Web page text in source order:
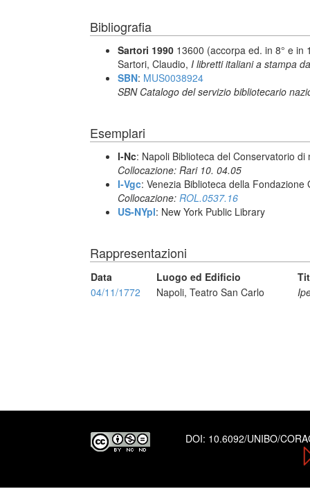
Bibliografia
Sartori 1990 13600 (accorpa ed. in 8° e in
Sartori, Claudio, I libretti italiani a stampa
SBN: MUS0038924
SBN Catalogo del servizio bibliotecario
Esemplari
I-Nc: Napoli Biblioteca del Conservatorio
Collocazione: Rari 10. 04.05
I-Vgc: Venezia Biblioteca della Fondazione
Collocazione: ROL.0537.16
US-NYpl: New York Public Library
Rappresentazioni
Data Luogo ed Edificio
04/11/1772
Napoli, Teatro San Carlo
DOI: 10.6092/UNIBO/